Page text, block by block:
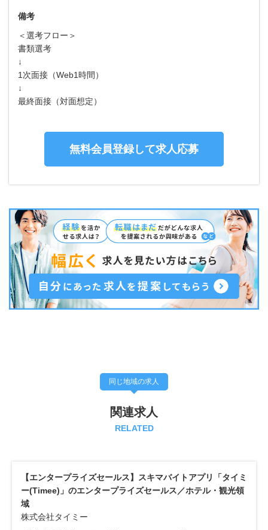
備考
＜選考フロー＞
書類選考
↓
1次面接（Web1時間）
↓
最終面接（対面想定）
無料会員登録して求人応募
同じ地域の求人
関連求人
RELATED
【エンタープライズセールス】スキマバイトアプリ「タイミ
ー(Timee)」のエンタープライズセールス／ホテル・観光領
株式会社タイミー